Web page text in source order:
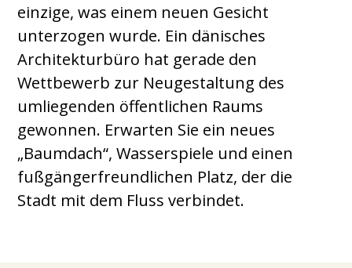
einzige, was einem neuen Gesicht
unterzogen wurde. Ein dänisches
Architekturbüro hat gerade den
Wettbewerb zur Neugestaltung des
umliegenden öffentlichen Raums
gewonnen. Erwarten Sie ein neues
„Baumdach“, Wasserspiele und einen
fußgängerfreundlichen Platz, der die
Stadt mit dem Fluss verbindet.